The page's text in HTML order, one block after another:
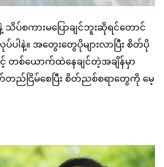
ပ်စကားမပြောချင်ဘူးဆိုရင်တောင်
ါနဲ့။ အတွေးတွေပိုများလာပြီး စိတ်ပို
င့် တစ်ယောက်ထဲနေချင်တဲ့အချိန်မှာ
တည်ငြိမ်စေပြီး စိတ်ညစ်စရာတွေကို မေ့